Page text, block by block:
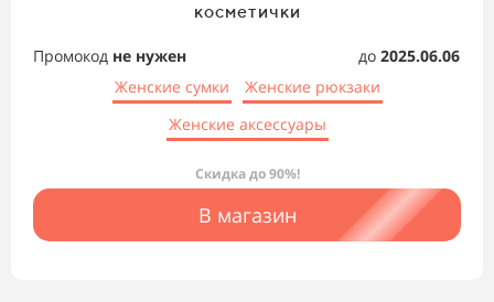
косметички
Промокод не нужен до 2025.06.06
Женские сумки
Женские рюкзаки
Женские аксессуары
Скидка до 90%!
В магазин